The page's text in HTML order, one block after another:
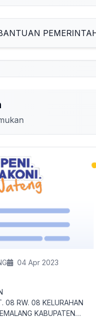
04 Apr 2023
08 RW. 08 KELURAHAN
KABUPATEN